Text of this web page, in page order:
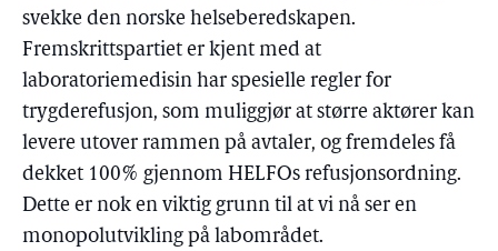
svekke den norske helseberedskapen.
Fremskrittspartiet er kjent med at
laboratoriemedisin har spesielle regler for
trygderefusjon, som muliggjør at større aktører kan
levere utover rammen på avtaler, og fremdeles få
dekket 100% gjennom HELFOs refusjonsordning.
Dette er nok en viktig grunn til at vi nå ser en
monopolutvikling på labområdet.